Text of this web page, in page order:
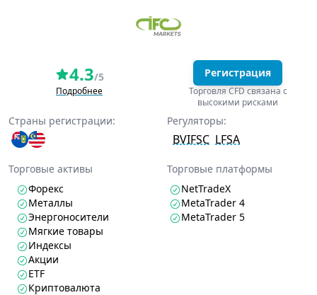
4.3/5
Подробнее
Регистрация
Торговля CFD связана с
высокими рисками
Страны регистрации: Регуляторы:
BVIFSC LFSA
Торговые активы
Форекс
Металлы
Энергоносители
Мягкие товары
Индексы
Акции
ETF
Криптовалюта
Торговые платформы
NetTradeX
MetaTrader 4
MetaTrader 5